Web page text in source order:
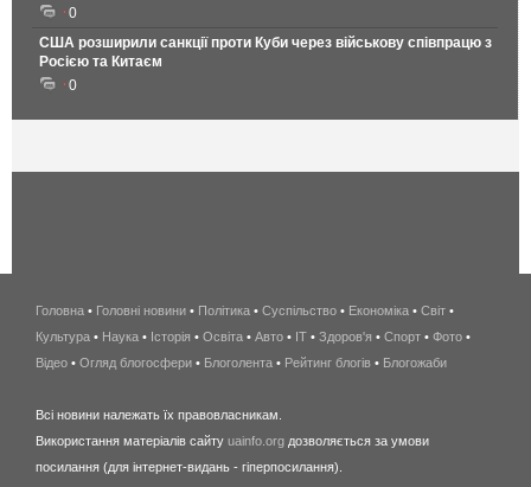
0
США розширили санкції проти Куби через військову співпрацю з
Росією та Китаєм
0
беспроводной
интернет
киев
wimax
Головна • Головні новини • Політика • Суспільство • Економіка • Світ •
Культура • Наука • Історія • Освіта • Авто • IT • Здоров'я • Спорт • Фото •
Відео • Огляд блогосфери • Блоголента • Рейтинг блогів • Блогожаби
Всі новини належать їх правовласникам.
Використання матеріалів сайту uainfo.org дозволяється за умови
посилання (для інтернет-видань - гіперпосилання).